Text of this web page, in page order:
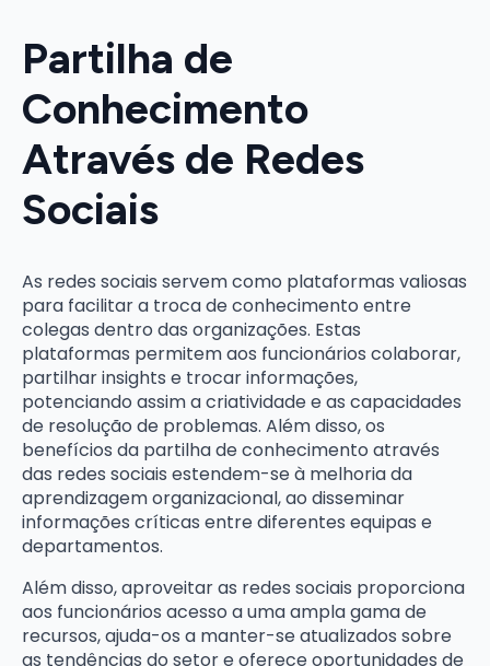
Partilha de
Conhecimento
Através de Redes
Sociais
As redes sociais servem como plataformas valiosas
para facilitar a troca de conhecimento entre
colegas dentro das organizações. Estas
plataformas permitem aos funcionários colaborar,
partilhar insights e trocar informações,
potenciando assim a criatividade e as capacidades
de resolução de problemas. Além disso, os
benefícios da partilha de conhecimento através
das redes sociais estendem-se à melhoria da
aprendizagem organizacional, ao disseminar
informações críticas entre diferentes equipas e
departamentos.
Além disso, aproveitar as redes sociais proporciona
aos funcionários acesso a uma ampla gama de
recursos, ajuda-os a manter-se atualizados sobre
as tendências do setor e oferece oportunidades de